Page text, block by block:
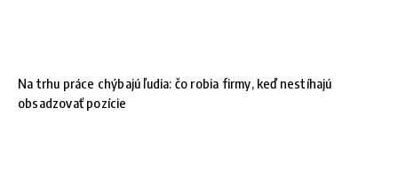
Na trhu práce chýbajú ľudia: čo robia firmy, keď nestíhajú
obsadzovať pozície